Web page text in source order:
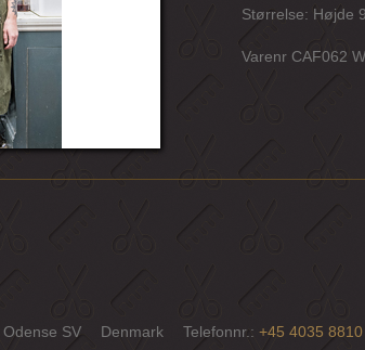
Størrelse: Højde
Varenr CAF062
Odense SV Denmark Telefonnr. : +45 4035 8810